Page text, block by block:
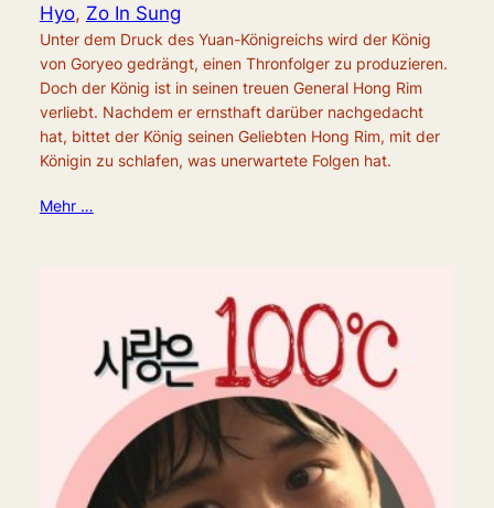
Hyo, Zo In Sung
Unter dem Druck des Yuan-Königreichs wird der König
von Goryeo gedrängt, einen Thronfolger zu produzieren.
Doch der König ist in seinen treuen General Hong Rim
verliebt. Nachdem er ernsthaft darüber nachgedacht
hat, bittet der König seinen Geliebten Hong Rim, mit der
Königin zu schlafen, was unerwartete Folgen hat.
Mehr …